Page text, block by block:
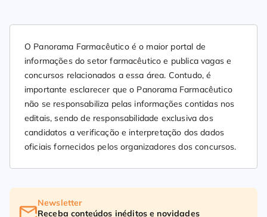
O Panorama Farmacêutico é o maior portal de
informações do setor farmacêutico e publica vagas e
concursos relacionados a essa área. Contudo, é
importante esclarecer que o Panorama Farmacêutico
não se responsabiliza pelas informações contidas nos
editais, sendo de responsabilidade exclusiva dos
candidatos a verificação e interpretação dos dados
oficiais fornecidos pelos organizadores dos concursos.
Newsletter
Receba conteúdos inéditos e novidades